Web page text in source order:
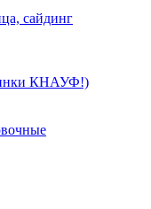
сайдинг
КНАУФ!)